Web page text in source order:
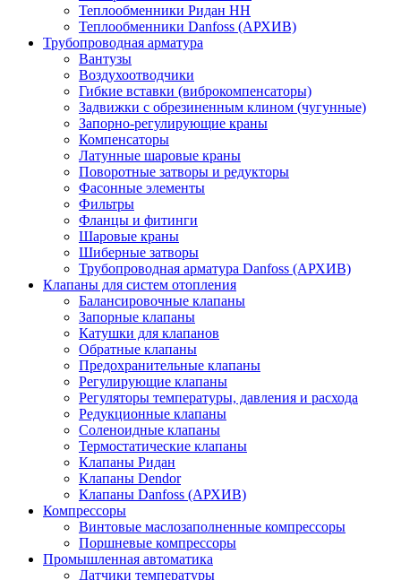
Теплообменники Ридан НН
Теплообменники Danfoss (АРХИВ)
Трубопроводная арматура
Вантузы
Воздухоотводчики
Гибкие вставки (виброкомпенсаторы)
Задвижки с обрезиненным клином (чугунные)
Запорно-регулирующие краны
Компенсаторы
Латунные шаровые краны
Поворотные затворы и редукторы
Фасонные элементы
Фильтры
Фланцы и фитинги
Шаровые краны
Шиберные затворы
Трубопроводная арматура Danfoss (АРХИВ)
Клапаны для систем отопления
Балансировочные клапаны
Запорные клапаны
Катушки для клапанов
Обратные клапаны
Предохранительные клапаны
Регулирующие клапаны
Регуляторы температуры, давления и расхода
Редукционные клапаны
Соленоидные клапаны
Термостатические клапаны
Клапаны Ридан
Клапаны Dendor
Клапаны Danfoss (АРХИВ)
Компрессоры
Винтовые маслозаполненные компрессоры
Поршневые компрессоры
Промышленная автоматика
Датчики температуры